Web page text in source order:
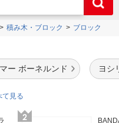
積み木・ブロック ブロック
ー ボーネルンド ヨシ
て見る